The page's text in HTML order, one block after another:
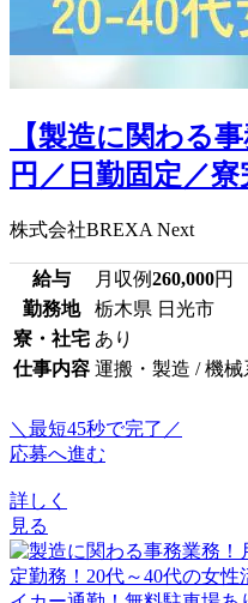
【製造に関わる
円／日勤固定／
株式会社BREXA Next
給与 月収例260,000円
勤務地
栃木県 日光市
寮・社宅 あり
仕事内容 運搬・製造 / 機械
＼最短45秒で完了／
応募へ進む
詳しく
見る